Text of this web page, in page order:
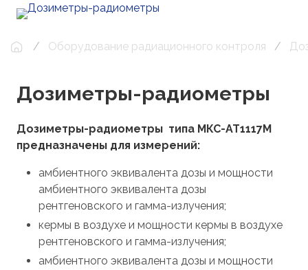
Оборудование радиационного контроля
Дозиметры-радиометры
Дозиметры-радиометры типа МКС-АТ1117М
предназначены для измерений:
амбиентного эквивалента дозы и мощности
амбиентного эквивалента дозы
рентгеновского и гамма-излучения;
кермы в воздухе и мощности кермы в воздухе
рентгеновского и гамма-излучения;
амбиентного эквивалента дозы и мощности